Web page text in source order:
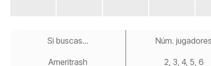
Si buscas...
Ameritrash
Núm. jugadores
2, 3, 4, 5, 6